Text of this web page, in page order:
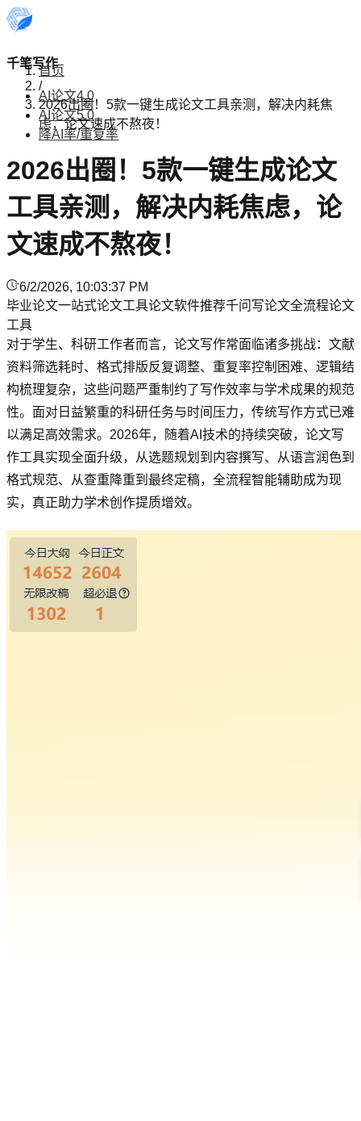
千笔写作
AI论文4.0
AI论文5.0
降AI率/重复率
首页
/
2026出圈！5款一键生成论文工具亲测，解决内耗焦
虑，论文速成不熬夜！
2026出圈！5款一键生成论文
工具亲测，解决内耗焦虑，论
文速成不熬夜！
6/2/2026, 10:03:37 PM
毕业论文一站式论文工具论文软件推荐千问写论文全流程论文
工具
对于学生、科研工作者而言，论文写作常面临诸多挑战：文献
资料筛选耗时、格式排版反复调整、重复率控制困难、逻辑结
构梳理复杂，这些问题严重制约了写作效率与学术成果的规范
性。面对日益繁重的科研任务与时间压力，传统写作方式已难
以满足高效需求。2026年，随着AI技术的持续突破，论文写
作工具实现全面升级，从选题规划到内容撰写、从语言润色到
格式规范、从查重降重到最终定稿，全流程智能辅助成为现
实，真正助力学术创作提质增效。